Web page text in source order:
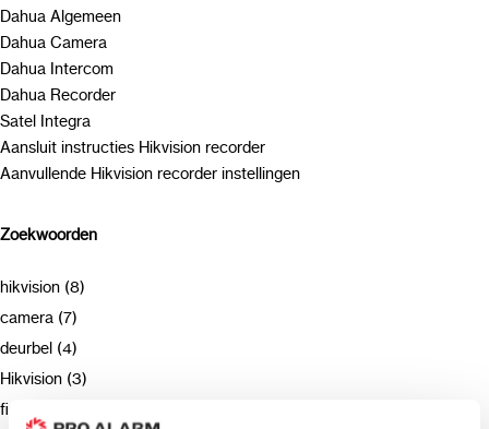
Dahua Algemeen
Dahua Camera
Dahua Intercom
Dahua Recorder
Satel Integra
Aansluit instructies Hikvision recorder
Aanvullende Hikvision recorder instellingen
Zoekwoorden
hikvision (8)
camera (7)
deurbel (4)
Hikvision (3)
firmware (3)